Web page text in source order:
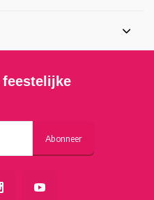
Abonneer